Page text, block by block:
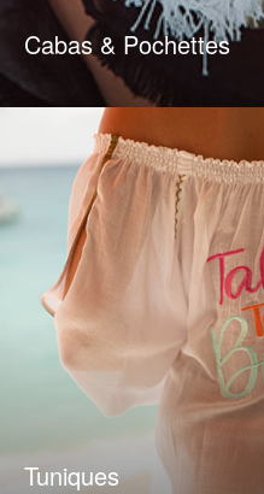
Cabas & Pochettes
Tuniques